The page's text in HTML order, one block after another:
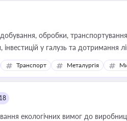
обробки,
у галузь та дотримання
Транспорт Металургія
екологічних вимог до